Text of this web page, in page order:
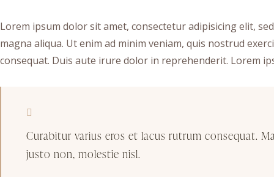
Lorem ipsum dolor sit amet, consectetur adipisicing elit,
magna aliqua. Ut enim ad minim veniam, quis nostrud
consequat. Duis aute irure dolor in reprehenderit. Lorem
Curabitur varius eros et lacus rutrum consequat.
justo non, molestie nisl.